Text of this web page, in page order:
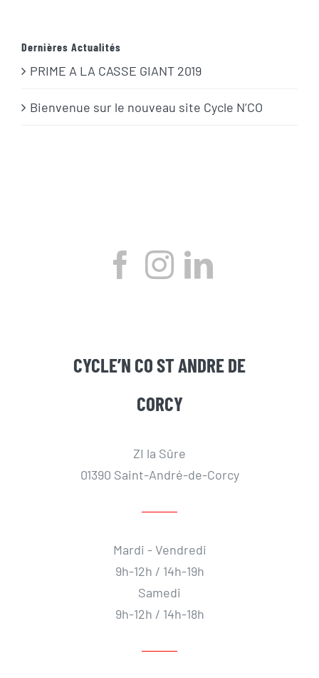
Dernières Actualités
PRIME A LA CASSE GIANT 2019
Bienvenue sur le nouveau site Cycle N’CO
CYCLE’N CO ST ANDRE DE
CORCY
ZI la Sûre
01390 Saint-André-de-Corcy
Mardi - Vendredi
9h-12h / 14h-19h
Samedi
9h-12h / 14h-18h